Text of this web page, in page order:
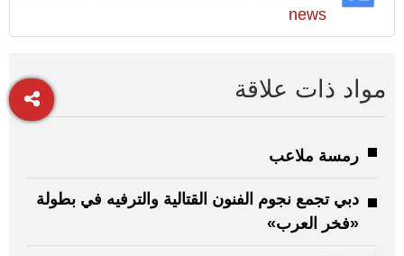
news
مواد ذات علاقة
رمسة ملاعب
دبي تجمع نجوم الفنون القتالية والترفيه في بطولة
«فخر العرب»